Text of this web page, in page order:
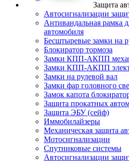
Защита
Автосигнализации
Антивандальная рамка
автомобиля
Бесштыревые замки на
Блокиратор тормоза
Замки КПП-АКПП
Замки КПП-АКПП
Замки на рулевой вал
Замки фар головного
Замок капота
Защита прокатных
Защита ЭБУ (сейф)
Иммобилайзеры
Механическая защита
Мотосигнализации
Спутниковые системы
Автосигнализации